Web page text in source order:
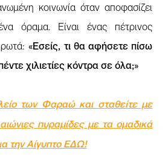
κοινωνία όταν αποφασίζει
όραμα. Είναι ένας πέτρινος
ρωτά:«Εσείς, τι θα αφήσετε πίσω
χιλιετίες κόντρα σε όλα;»
των Φαραώ και σταθείτε με
πυραμίδες με τα ομαδικά
την Αίγυπτο ΕΔΩ!